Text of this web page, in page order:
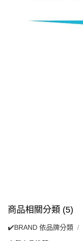
商品相關分類 (5)
✔️BRAND 依品牌分類